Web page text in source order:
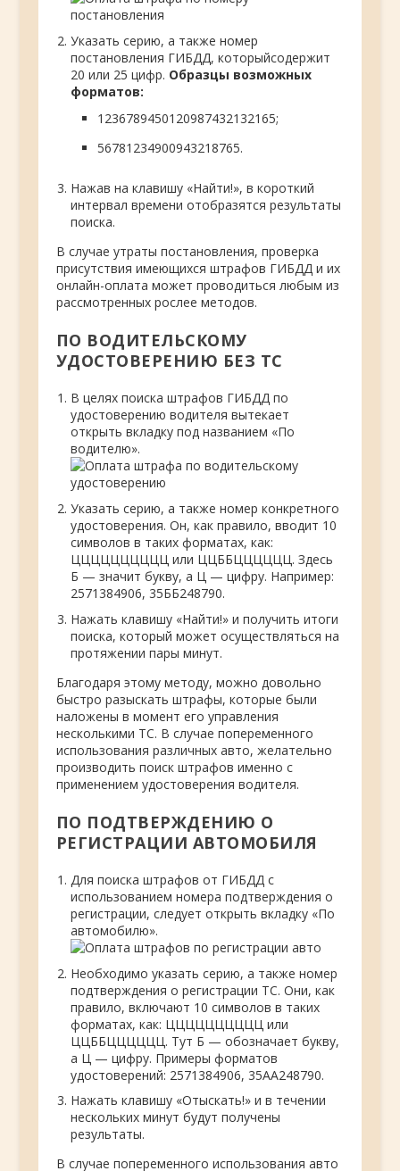
Указать серию, а также номер
постановления ГИБДД, которыйсодержит
20 или 25 цифр. Образцы возможных
форматов:
1236789450120987432132165;
56781234900943218765.
Нажав на клавишу «Найти!», в короткий
интервал времени отобразятся результаты
поиска.
В случае утраты постановления, проверка
присутствия имеющихся штрафов ГИБДД и их
онлайн-оплата может проводиться любым из
рассмотренных рослее методов.
ПО ВОДИТЕЛЬСКОМУ
УДОСТОВЕРЕНИЮ БЕЗ ТС
В целях поиска штрафов ГИБДД по
удостоверению водителя вытекает
открыть вкладку под названием «По
водителю».
Указать серию, а также номер конкретного
удостоверения. Он, как правило, вводит 10
символов в таких форматах, как:
ЦЦЦЦЦЦЦЦЦЦ или ЦЦББЦЦЦЦЦЦ. Здесь
Б — значит букву, а Ц — цифру. Например:
2571384906, 35ББ248790.
Нажать клавишу «Найти!» и получить итоги
поиска, который может осуществляться на
протяжении пары минут.
Благодаря этому методу, можно довольно
быстро разыскать штрафы, которые были
наложены в момент его управления
несколькими ТС. В случае попеременного
использования различных авто, желательно
производить поиск штрафов именно с
применением удостоверения водителя.
ПО ПОДТВЕРЖДЕНИЮ О
РЕГИСТРАЦИИ АВТОМОБИЛЯ
Для поиска штрафов от ГИБДД с
использованием номера подтверждения о
регистрации, следует открыть вкладку «По
автомобилю».
Необходимо указать серию, а также номер
подтверждения о регистрации ТС. Они, как
правило, включают 10 символов в таких
форматах, как: ЦЦЦЦЦЦЦЦЦЦ или
ЦЦББЦЦЦЦЦЦ. Тут Б — обозначает букву,
а Ц — цифру. Примеры форматов
удостоверений: 2571384906, 35АА248790.
Нажать клавишу «Отыскать!» и в течении
нескольких минут будут получены
результаты.
В случае попеременного использования авто